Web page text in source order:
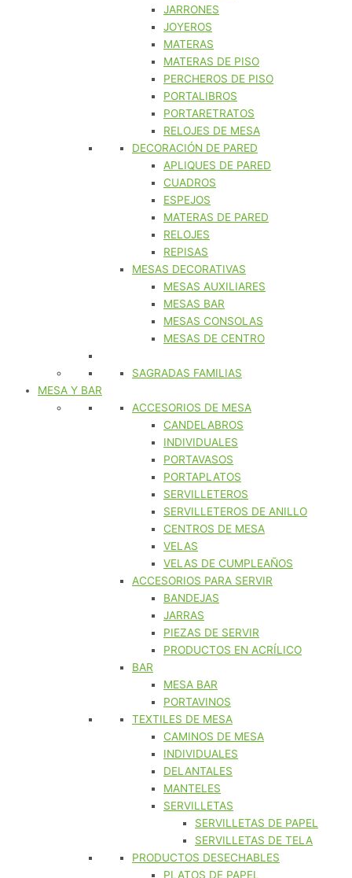
JARRONES
JOYEROS
MATERAS
MATERAS DE PISO
PERCHEROS DE PISO
PORTALIBROS
PORTARETRATOS
RELOJES DE MESA
DECORACIÓN DE PARED
APLIQUES DE PARED
CUADROS
ESPEJOS
MATERAS DE PARED
RELOJES
REPISAS
MESAS DECORATIVAS
MESAS AUXILIARES
MESAS BAR
MESAS CONSOLAS
MESAS DE CENTRO
SAGRADAS FAMILIAS
MESA Y BAR
ACCESORIOS DE MESA
CANDELABROS
INDIVIDUALES
PORTAVASOS
PORTAPLATOS
SERVILLETEROS
SERVILLETEROS DE ANILLO
CENTROS DE MESA
VELAS
VELAS DE CUMPLEAÑOS
ACCESORIOS PARA SERVIR
BANDEJAS
JARRAS
PIEZAS DE SERVIR
PRODUCTOS EN ACRÍLICO
BAR
MESA BAR
PORTAVINOS
TEXTILES DE MESA
CAMINOS DE MESA
INDIVIDUALES
DELANTALES
MANTELES
SERVILLETAS
SERVILLETAS DE PAPEL
SERVILLETAS DE TELA
PRODUCTOS DESECHABLES
PLATOS DE PAPEL